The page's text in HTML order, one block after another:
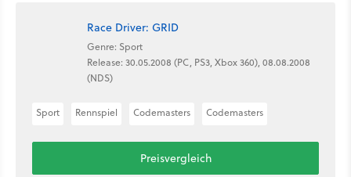
Race Driver: GRID
Genre: Sport
Release: 30.05.2008 (PC, PS3, Xbox 360), 08.08.2008
(NDS)
Sport Rennspiel Codemasters Codemasters
Preisvergleich